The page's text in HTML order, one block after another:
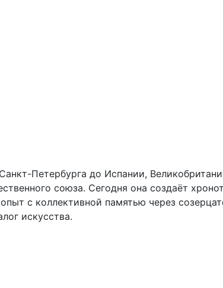
Петербурга до Испании,
союза. Сегодня она создаёт
с коллективной памятью через
искусства.